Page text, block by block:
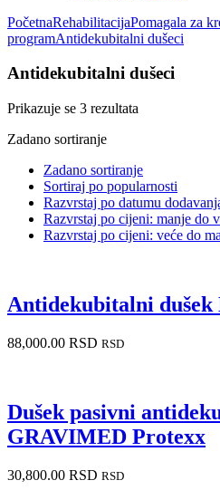
PočetnaRehabilitacijaPomagala za
programAntidekubitalni dušeci
Antidekubitalni dušeci
Prikazuje se 3 rezultata
Zadano sortiranje
Zadano sortiranje
Sortiraj po popularnosti
Razvrstaj po datumu
Razvrstaj po cijeni: manje do
Razvrstaj po cijeni: veće do
Antidekubitalni dušek
88,000.00 RSD RSD
Dušek pasivni
GRAVIMED Protexx
30,800.00 RSD RSD